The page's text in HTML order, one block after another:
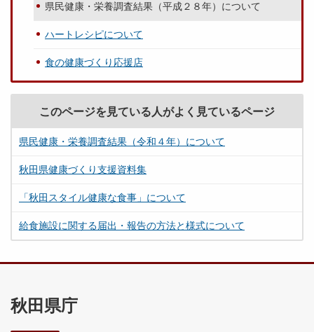
県民健康・栄養調査結果（平成２８年）について
ハートレシピについて
食の健康づくり応援店
このページを見ている人がよく見ているページ
県民健康・栄養調査結果（令和４年）について
秋田県健康づくり支援資料集
「秋田スタイル健康な食事」について
給食施設に関する届出・報告の方法と様式について
秋田県庁